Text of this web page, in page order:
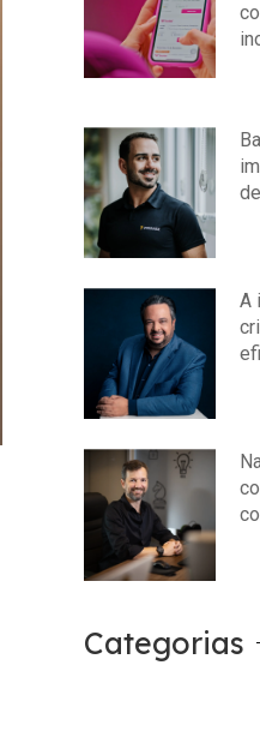
A
Categorias